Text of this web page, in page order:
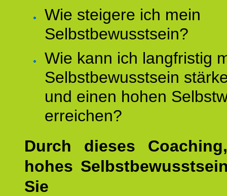
Wie steigere ich mein
Selbstbewusstsein?
Wie kann ich langfristig
Selbstbewusstsein
und einen hohen
erreichen?
Durch dieses
hohes
Sie